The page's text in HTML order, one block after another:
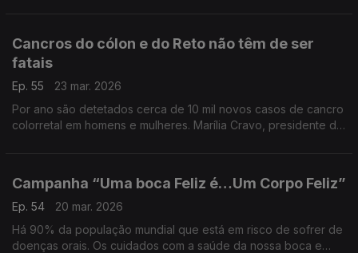
Cancros do cólon e do Reto não têm de ser
fatais
Ep. 55
23 mar. 2026
Por ano são detetados cerca de 10 mil novos casos de cancro
colorretal em homens e mulheres. Marília Cravo, presidente da
Campanha “Uma boca Feliz é…Um Corpo Feliz”
Ep. 54
20 mar. 2026
Há 90% da população mundial que está em risco de sofrer de
doenças orais. Os cuidados com a saúde da nossa boca e